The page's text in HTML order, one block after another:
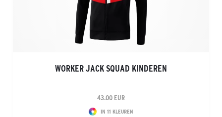
WORKER JACK SQUAD KINDEREN
43.00 EUR
IN 11 KLEUREN